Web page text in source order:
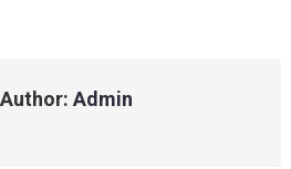
Admin